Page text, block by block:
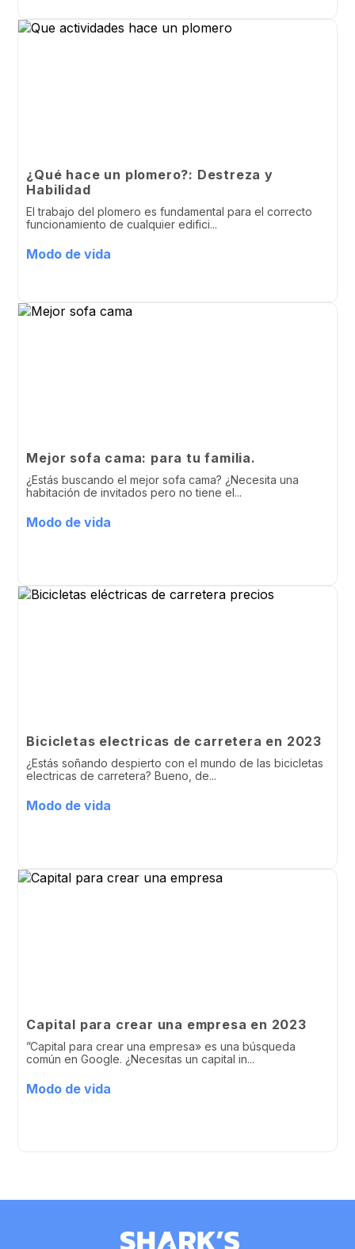
¿Qué hace un plomero?: Destreza y
Habilidad
El trabajo del plomero es fundamental para el correcto
funcionamiento de cualquier edifici...
Modo de vida
Mejor sofa cama: para tu familia.
¿Estás buscando el mejor sofa cama? ¿Necesita una
habitación de invitados pero no tiene el...
Modo de vida
Bicicletas electricas de carretera en 2023
¿Estás soñando despierto con el mundo de las bicicletas
electricas de carretera? Bueno, de...
Modo de vida
Capital para crear una empresa en 2023
”Capital para crear una empresa» es una búsqueda
común en Google. ¿Necesitas un capital in...
Modo de vida